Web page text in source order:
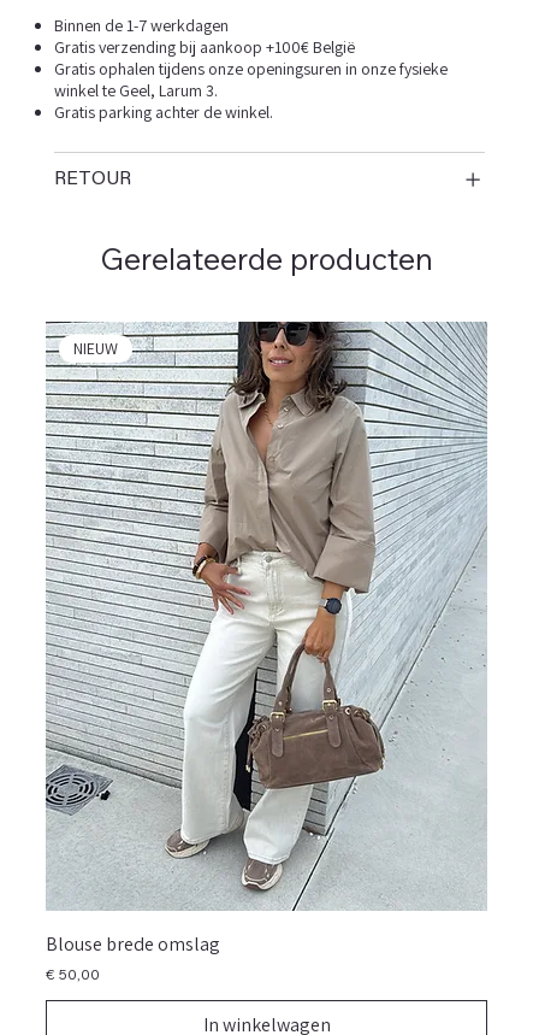
Binnen de 1-7 werkdagen
Gratis verzending bij aankoop +100€ België
Gratis ophalen tijdens onze openingsuren in onze fysieke
winkel te Geel, Larum 3.
Gratis parking achter de winkel.
RETOUR
Gerelateerde producten
NIEUW
Blouse brede omslag
Prijs
€ 50,00
In winkelwagen